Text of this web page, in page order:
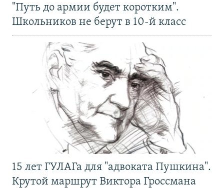
"Путь до армии будет коротким".
Школьников не берут в 10-й класс
15 лет ГУЛАГа для "адвоката Пушкина".
Крутой маршрут Виктора Гроссмана